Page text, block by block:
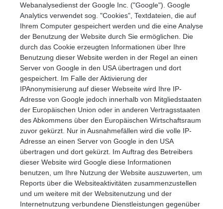
Webanalysedienst der Google Inc. ("Google"). Google
Analytics verwendet sog. "Cookies", Textdateien, die auf
Ihrem Computer gespeichert werden und die eine Analyse
der Benutzung der Website durch Sie ermöglichen. Die
durch das Cookie erzeugten Informationen über Ihre
Benutzung dieser Website werden in der Regel an einen
Server von Google in den USA übertragen und dort
gespeichert. Im Falle der Aktivierung der
IPAnonymisierung auf dieser Webseite wird Ihre IP-
Adresse von Google jedoch innerhalb von Mitgliedstaaten
der Europäischen Union oder in anderen Vertragsstaaten
des Abkommens über den Europäischen Wirtschaftsraum
zuvor gekürzt. Nur in Ausnahmefällen wird die volle IP-
Adresse an einen Server von Google in den USA
übertragen und dort gekürzt. Im Auftrag des Betreibers
dieser Website wird Google diese Informationen
benutzen, um Ihre Nutzung der Website auszuwerten, um
Reports über die Websiteaktivitäten zusammenzustellen
und um weitere mit der Websitenutzung und der
Internetnutzung verbundene Dienstleistungen gegenüber